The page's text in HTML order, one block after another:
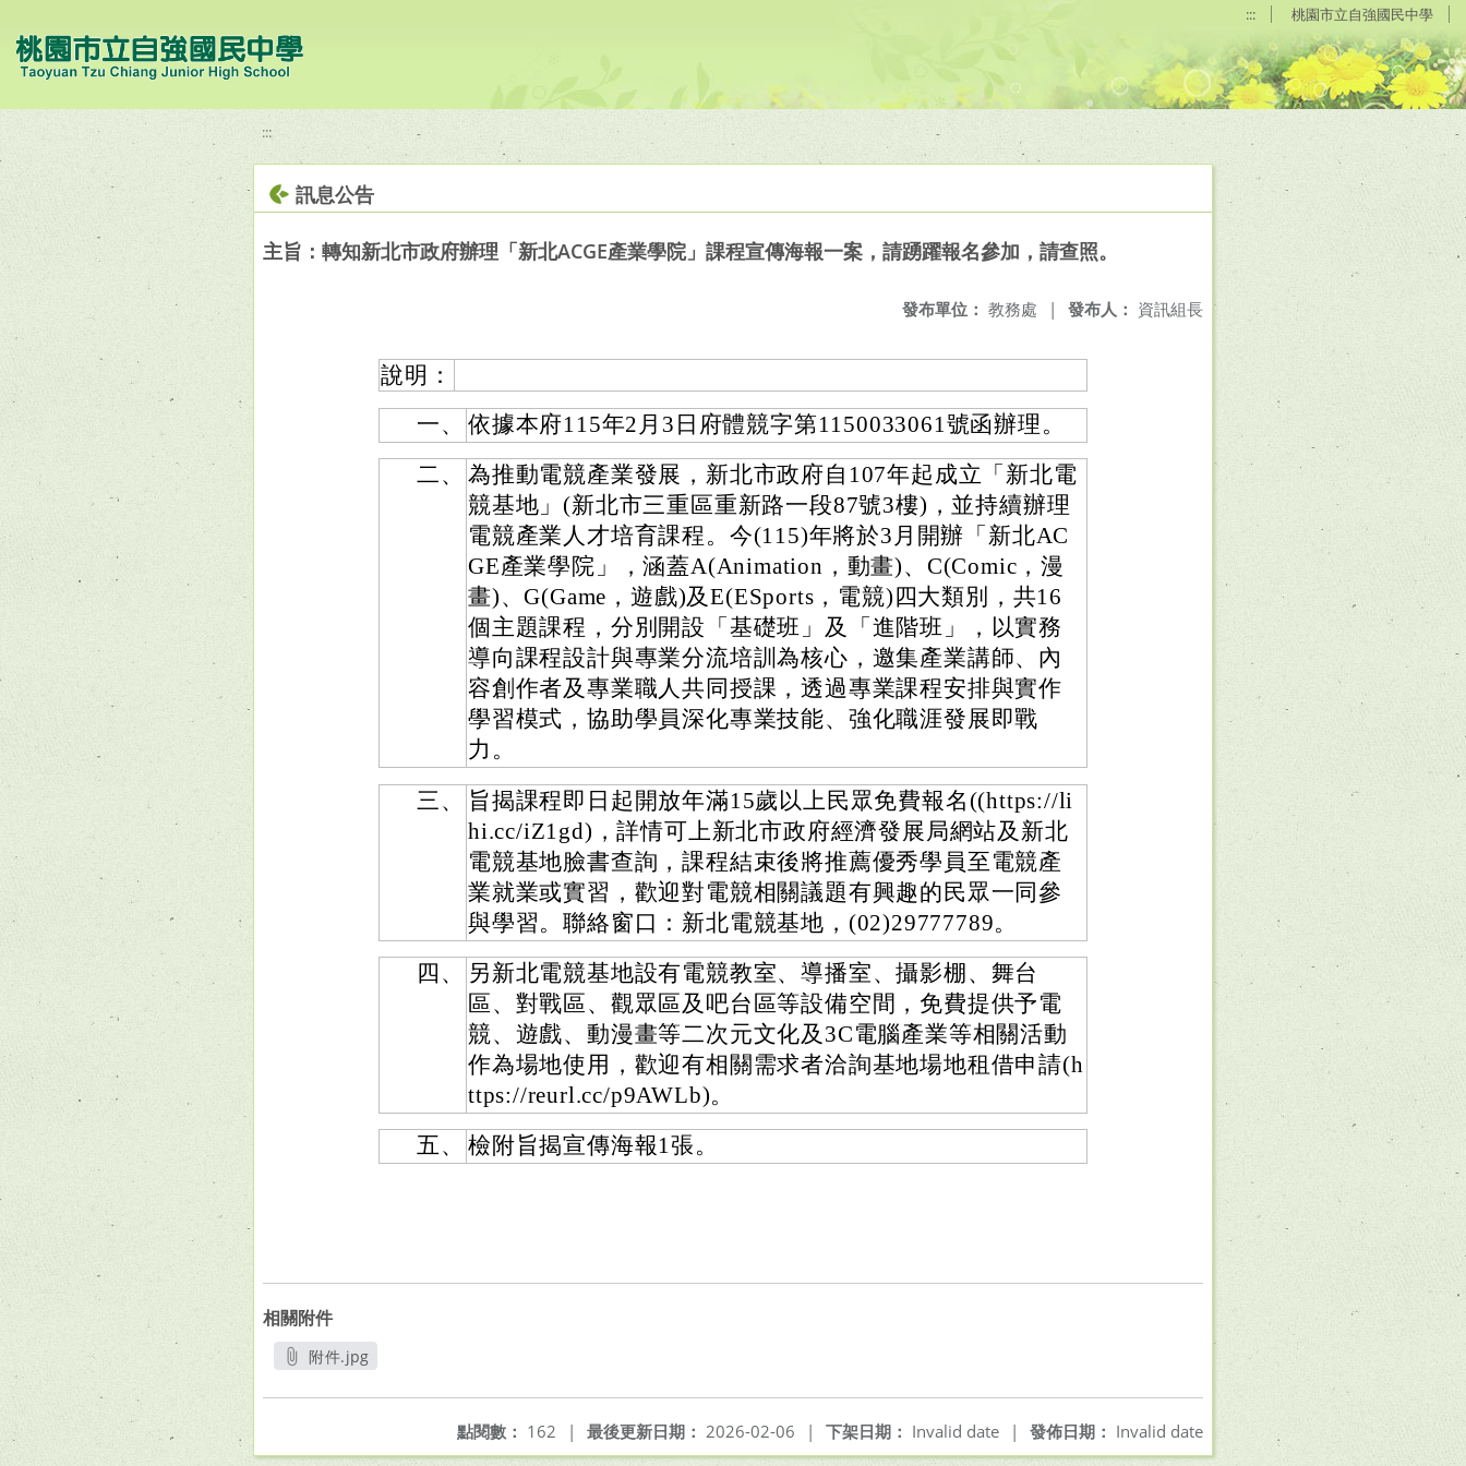
::: 桃園市立自強國民中學
:::
訊息公告
主旨：轉知新北市政府辦理「新北ACGE產業學院」課程宣傳海報一案，請踴躍報名參加，請查照。
發布人： 資訊組長
發布單位： 教務處 |
說明：
一、
依據本府115年2月3日府體競字第1150033061號函辦理。
二、
為推動電競產業發展，新北市政府自107年起成立「新北電
競基地」(新北市三重區重新路一段87號3樓)，並持續辦理
電競產業人才培育課程。今(115)年將於3月開辦「新北AC
GE產業學院」，涵蓋A(Animation，動畫)、C(Comic，漫
畫)、G(Game，遊戲)及E(ESports，電競)四大類別，共16
個主題課程，分別開設「基礎班」及「進階班」，以實務
導向課程設計與專業分流培訓為核心，邀集產業講師、內
容創作者及專業職人共同授課，透過專業課程安排與實作
學習模式，協助學員深化專業技能、強化職涯發展即戰
力。
三、
旨揭課程即日起開放年滿15歲以上民眾免費報名((https://li
hi.cc/iZ1gd)，詳情可上新北市政府經濟發展局網站及新北
電競基地臉書查詢，課程結束後將推薦優秀學員至電競產
業就業或實習，歡迎對電競相關議題有興趣的民眾一同參
與學習。聯絡窗口：新北電競基地，(02)29777789。
四、
另新北電競基地設有電競教室、導播室、攝影棚、舞台
區、對戰區、觀眾區及吧台區等設備空間，免費提供予電
競、遊戲、動漫畫等二次元文化及3C電腦產業等相關活動
作為場地使用，歡迎有相關需求者洽詢基地場地租借申請(h
ttps://reurl.cc/p9AWLb)。
五、
檢附旨揭宣傳海報1張。
相關附件
附件.jpg
發佈日期： Invalid date
下架日期： Invalid date |
最後更新日期： 2026-02-06 |
點閱數： 162 |